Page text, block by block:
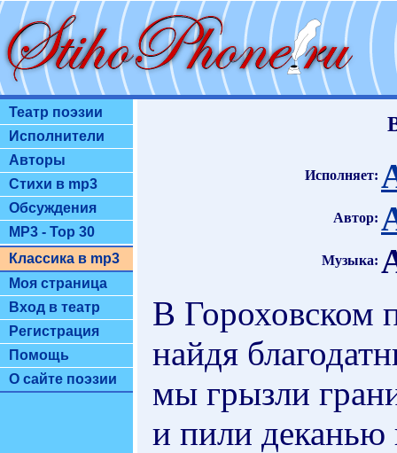
Театр поэзии
Исполнители
Авторы
Стихи в mp3
Обсуждения
MP3 - Top 30
Классика в mp3
Моя страница
Вход в театр
Регистрация
Помощь
О сайте поэзии
Исполняет:
Автор:
Музыка:
В Гороховском
найдя
мы грызли
и пили деканью